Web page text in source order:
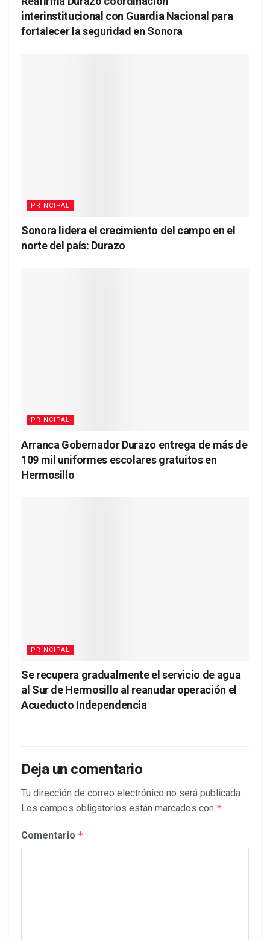
interinstitucional con Guardia Nacional para
fortalecer la seguridad en Sonora
PRINCIPAL
Sonora lidera el crecimiento del campo en el
norte del país: Durazo
PRINCIPAL
Arranca Gobernador Durazo entrega de más de
109 mil uniformes escolares gratuitos en
Hermosillo
PRINCIPAL
Se recupera gradualmente el servicio de agua
al Sur de Hermosillo al reanudar operación el
Acueducto Independencia
Deja un comentario
Tu dirección de correo electrónico no será publicada.
Los campos obligatorios están marcados con *
Comentario *